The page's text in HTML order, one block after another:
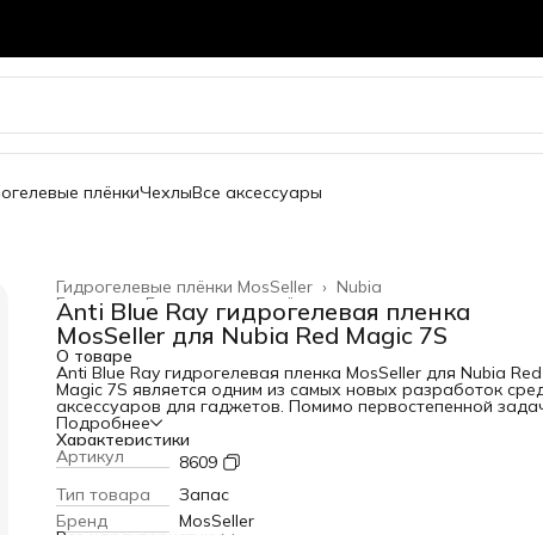
плёнкиЧехлыВсе аксессуары
Nubia
Гидрогелевые плёнки MosSeller ›
Гидрогелевые плёнки ›
Главная ›
Anti Blue Ray гидрогелевая пленка
MosSeller для Nubia Red Magic 7S
О товаре
Anti Blue Ray гидрогелевая пленка MosSeller для Nubia Red
Magic 7S является одним из самых новых разработок
аксессуаров для гаджетов. Помимо первостепенной
защиты экрана от сколов и царапин, гидрогелевая пленка
Blue Ray блокирует высокоэнергетический
синий свет, который вреден для глаз. Для создания этого
изделия используется качественный полимерный материал
высокой прочностью. За счет этого она защищает
появления царапин и потертостей. Среди главных
преимуществ этого материала: - устойчивость к
Подробнее
Характеристики
Артикул
8609
Тип товара
Запас
Бренд
MosSeller